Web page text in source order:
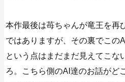
本作最後は苺ちゃんが竜王を再
ではありますが、その裏でこの
という点はまだまだ見えてこな
ろ。こちら側のAI達のお話がど